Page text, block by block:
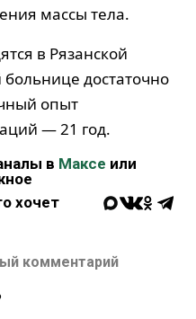
массы тела.
в Рязанской
достаточно
опыт
— 21 год.
в Максе или
хочет
комментарий